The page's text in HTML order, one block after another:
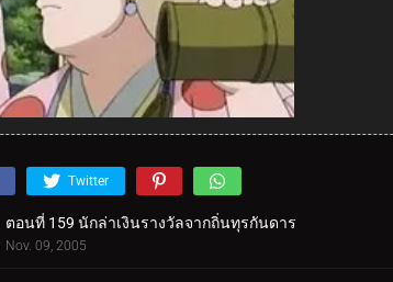
Twitter
ตอนที่ 159 นักล่าเงินรางวัลจากถิ่นทุรกันดาร
Nov. 09, 2005